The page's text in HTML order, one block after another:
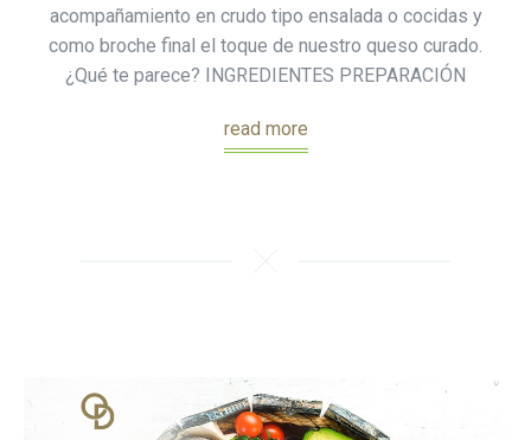
acompañamiento en crudo tipo ensalada o cocidas y
como broche final el toque de nuestro queso curado.
¿Qué te parece? INGREDIENTES PREPARACIÓN
read more